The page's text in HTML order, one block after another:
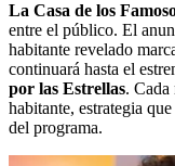
La Casa de los
entre el público. El
habitante revelado
continuará hasta el
por las Estrellas. Cada
habitante, estrategia
del programa.